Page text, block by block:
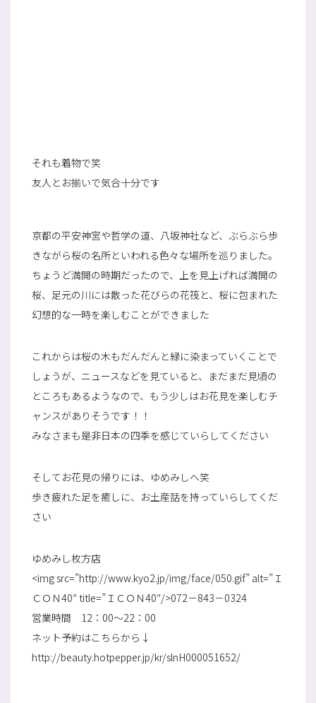
それも着物で笑
友人とお揃いで気合十分です
京都の平安神宮や哲学の道、八坂神社など、ぶらぶら歩
きながら桜の名所といわれる色々な場所を巡りました。
ちょうど満開の時期だったので、上を見上げれば満開の
桜、足元の川には散った花びらの花筏と、桜に包まれた
幻想的な一時を楽しむことができました
これからは桜の木もだんだんと緑に染まっていくことで
しょうが、ニュースなどを見ていると、まだまだ見頃の
ところもあるようなので、もう少しはお花見を楽しむチ
ャンスがありそうです！！
みなさまも是非日本の四季を感じていらしてください
そしてお花見の帰りには、ゆめみしへ笑
歩き疲れた足を癒しに、お土産話を持っていらしてくだ
さい
ゆめみし枚方店
<img src=”http://www.kyo2.jp/img/face/050.gif” alt=”Ｉ
ＣＯＮ40″ title=”ＩＣＯＮ40″/>072－843－0324
営業時間 12：00～22：00
ネット予約はこちらから↓
http://beauty.hotpepper.jp/kr/slnH000051652/